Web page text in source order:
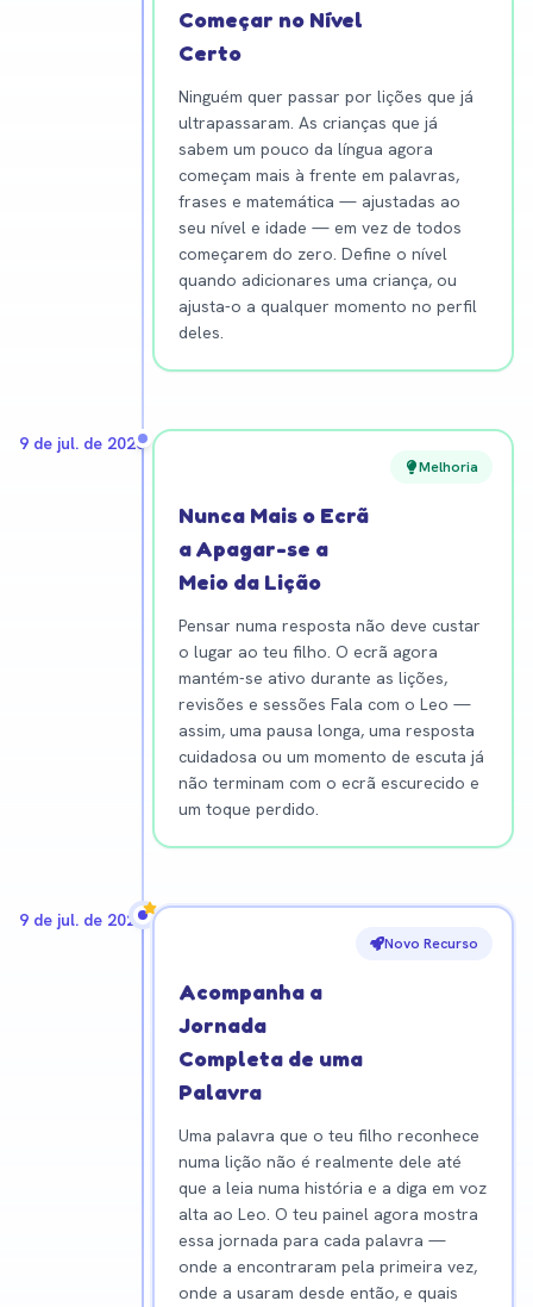
Começar no Nível
Certo
Ninguém quer passar por lições que já
ultrapassaram. As crianças que já
sabem um pouco da língua agora
começam mais à frente em palavras,
frases e matemática — ajustadas ao
seu nível e idade — em vez de todos
começarem do zero. Define o nível
quando adicionares uma criança, ou
ajusta-o a qualquer momento no perfil
deles.
9 de jul. de 2026
Melhoria
Nunca Mais o Ecrã
a Apagar-se a
Meio da Lição
Pensar numa resposta não deve custar
o lugar ao teu filho. O ecrã agora
mantém-se ativo durante as lições,
revisões e sessões Fala com o Leo —
assim, uma pausa longa, uma resposta
cuidadosa ou um momento de escuta já
não terminam com o ecrã escurecido e
um toque perdido.
9 de jul. de 2026
Novo Recurso
Acompanha a
Jornada
Completa de uma
Palavra
Uma palavra que o teu filho reconhece
numa lição não é realmente dele até
que a leia numa história e a diga em voz
alta ao Leo. O teu painel agora mostra
essa jornada para cada palavra —
onde a encontraram pela primeira vez,
onde a usaram desde então, e quais